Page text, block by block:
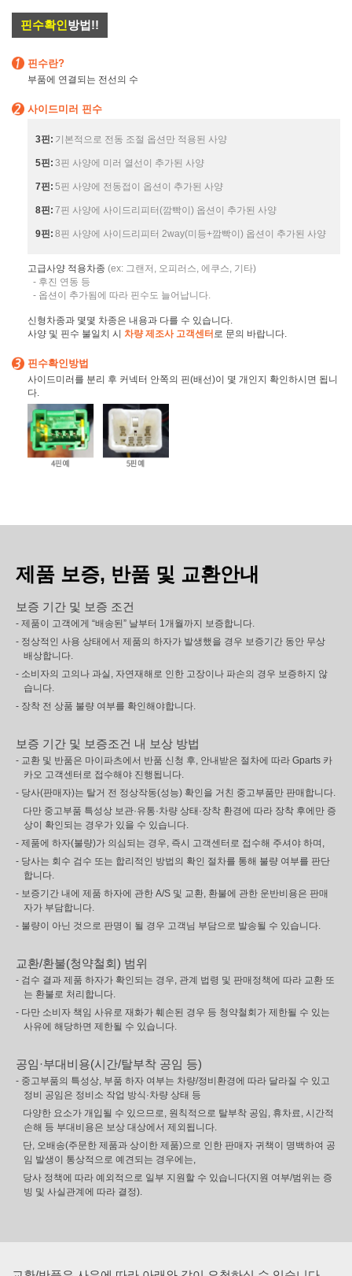
핀수확인방법!!
핀수란?
부품에 연결되는 전선의 수
사이드미러 핀수
3핀: 기본적으로 전동 조절 옵션만 적용된 사양
5핀: 3핀 사양에 미러 열선이 추가된 사양
7핀: 5핀 사양에 전동접이 옵션이 추가된 사양
8핀: 7핀 사양에 사이드리피터(깜빡이) 옵션이 추가된 사양
9핀: 8핀 사양에 사이드리피터 2way(미등+깜빡이) 옵션이 추가된 사양
고급사양 적용차종 (ex: 그랜저, 오피러스, 에쿠스, 기타)
- 후진 연동 등
- 옵션이 추가됨에 따라 핀수도 늘어납니다.
신형차종과 몇몇 차종은 내용과 다를 수 있습니다.
사양 및 핀수 불일치 시 차량 제조사 고객센터 로 문의 바랍니다.
핀수확인방법
사이드미러를 분리 후 커넥터 안쪽의 핀(배선)이 몇 개인지 확인하시면 됩니
다.
제품 보증, 반품 및 교환안내
보증 기간 및 보증 조건
- 제품이 고객에게 “배송된” 날부터 1개월까지 보증합니다.
- 정상적인 사용 상태에서 제품의 하자가 발생했을 경우 보증기간 동안 무상
배상합니다.
- 소비자의 고의나 과실, 자연재해로 인한 고장이나 파손의 경우 보증하지 않
습니다.
- 장착 전 상품 불량 여부를 확인해야합니다.
보증 기간 및 보증조건 내 보상 방법
- 교환 및 반품은 마이파츠에서 반품 신청 후, 안내받은 절차에 따라 Gparts 카
카오 고객센터로 접수해야 진행됩니다.
- 당사(판매자)는 탈거 전 정상작동(성능) 확인을 거친 중고부품만 판매합니다.
다만 중고부품 특성상 보관·유통·차량 상태·장착 환경에 따라 장착 후에만 증
상이 확인되는 경우가 있을 수 있습니다.
- 제품에 하자(불량)가 의심되는 경우, 즉시 고객센터로 접수해 주셔야 하며,
- 당사는 회수 검수 또는 합리적인 방법의 확인 절차를 통해 불량 여부를 판단
합니다.
- 보증기간 내에 제품 하자에 관한 A/S 및 교환, 환불에 관한 운반비용은 판매
자가 부담합니다.
- 불량이 아닌 것으로 판명이 될 경우 고객님 부담으로 발송될 수 있습니다.
교환/환불(청약철회) 범위
- 검수 결과 제품 하자가 확인되는 경우, 관계 법령 및 판매정책에 따라 교환 또
는 환불로 처리합니다.
- 다만 소비자 책임 사유로 재화가 훼손된 경우 등 청약철회가 제한될 수 있는
사유에 해당하면 제한될 수 있습니다.
공임·부대비용(시간/탈부착 공임 등)
- 중고부품의 특성상, 부품 하자 여부는 차량/정비환경에 따라 달라질 수 있고
정비 공임은 정비소 작업 방식·차량 상태 등
다양한 요소가 개입될 수 있으므로, 원칙적으로 탈부착 공임, 휴차료, 시간적
손해 등 부대비용은 보상 대상에서 제외됩니다.
단, 오배송(주문한 제품과 상이한 제품)으로 인한 판매자 귀책이 명백하여 공
임 발생이 통상적으로 예견되는 경우에는,
당사 정책에 따라 예외적으로 일부 지원할 수 있습니다(지원 여부/범위는 증
빙 및 사실관계에 따라 결정).